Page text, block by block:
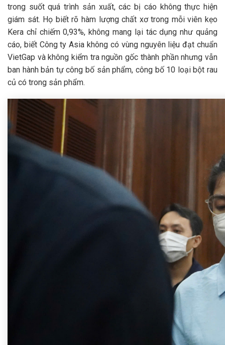
trong suốt quá trình sản xuất, các bị cáo không thực hiện
giám sát. Họ biết rõ hàm lượng chất xơ trong mỗi viên kẹo
Kera chỉ chiếm 0,93%, không mang lại tác dụng như quảng
cáo, biết Công ty Asia không có vùng nguyên liệu đạt chuẩn
VietGap và không kiểm tra nguồn gốc thành phần nhưng vẫn
ban hành bản tự công bố sản phẩm, công bố 10 loại bột rau
củ có trong sản phẩm.